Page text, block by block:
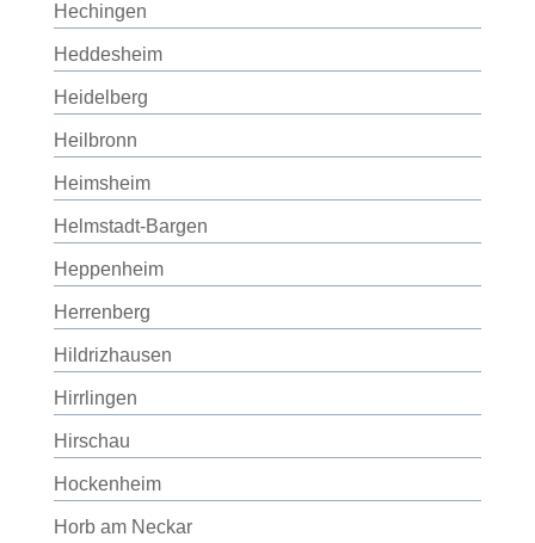
Hechingen
Heddesheim
Heidelberg
Heilbronn
Heimsheim
Helmstadt-Bargen
Heppenheim
Herrenberg
Hildrizhausen
Hirrlingen
Hirschau
Hockenheim
Horb am Neckar